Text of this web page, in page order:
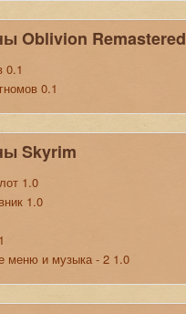
Oblivion Remastered
0.1
0.1
Skyrim
1.0
1.0
меню и музыка - 2 1.0